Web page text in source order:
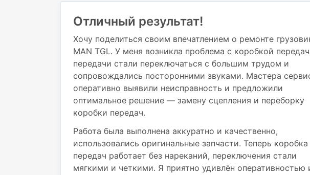
Отличный результат!
Хочу поделиться своим впечатлением о ремонте
MAN TGL. У меня возникла проблема с коробкой
передачи стали переключаться с большим трудом и
сопровождались посторонними звуками. Мастера
оперативно выявили неисправность и предложили
оптимальное решение — замену сцепления и переборку
коробки передач.
Работа была выполнена аккуратно и качественно,
использовались оригинальные запчасти. Теперь коробка
передач работает без нареканий, переключения стали
мягкими и четкими. Я приятно удивлён оперативностью